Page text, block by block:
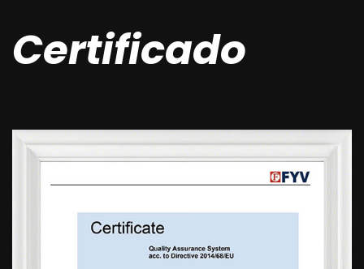
Certificado